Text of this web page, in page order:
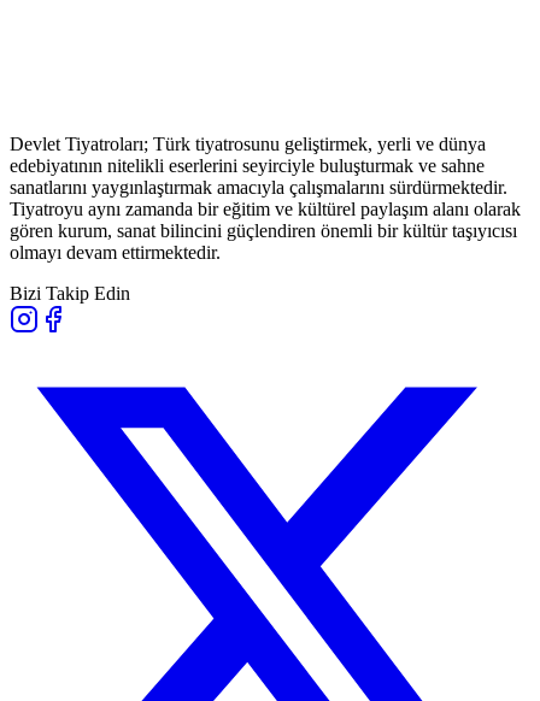
Devlet Tiyatroları; Türk tiyatrosunu geliştirmek, yerli ve dünya
edebiyatının nitelikli eserlerini seyirciyle buluşturmak ve sahne
sanatlarını yaygınlaştırmak amacıyla çalışmalarını sürdürmektedir.
Tiyatroyu aynı zamanda bir eğitim ve kültürel paylaşım alanı olarak
gören kurum, sanat bilincini güçlendiren önemli bir kültür taşıyıcısı
olmayı devam ettirmektedir.
Bizi Takip Edin